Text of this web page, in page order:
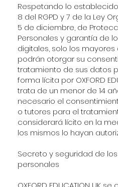
Respetando lo
8 del RGPD y 7 de la Ley
5 de diciembre, de
Personales y garantía de
digitales, solo los mayores
podrán otorgar su
tratamiento de sus datos
forma lícita por OXFORD
trata de un menor de 14
necesario el
o tutores para el
considerará lícito en la
los mismos lo hayan
Secreto y seguridad de
personales